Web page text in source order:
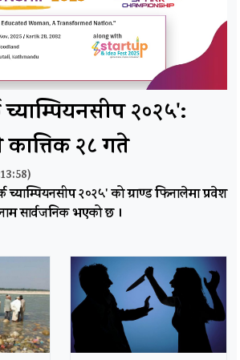
च्याम्पियनसीप २०२५':
कात्तिक २८ गते
२०२५' को ग्राण्ड फिनालेमा प्रवेश
सार्वजनिक भएको छ ।